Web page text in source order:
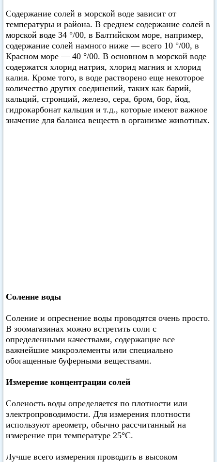
Содержание солей в морской воде зависит от
температуры и района. В среднем содержание солей в
морской воде 34 °/00, в Балтийском море, например,
содержание солей намного ниже — всего 10 °/00, в
Красном море — 40 °/00. В основном в морской воде
содержатся хлорид натрия, хлорид магния и хлорид
калия. Кроме того, в воде растворено еще некоторое
количество других соединений, таких как барий,
кальций, стронций, железо, сера, бром, бор, йод,
гидрокарбонат кальция и т.д., которые имеют важное
значение для баланса веществ в организме животных.
Соление воды
Соление и опреснение воды проводятся очень просто.
В зоомагазинах можно встретить соли с
определенными качествами, содержащие все
важнейшие микроэлементы или специально
обогащенные буферными веществами.
Измерение концентрации солей
Соленость воды определяется по плотности или
электропроводимости. Для измерения плотности
используют ареометр, обычно рассчитанный на
измерение при температуре 25°С.
Лучше всего измерения проводить в высоком